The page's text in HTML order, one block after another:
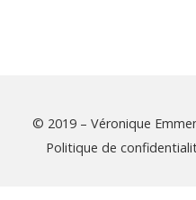
© 2019 – Véronique
Politique de